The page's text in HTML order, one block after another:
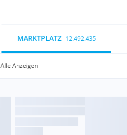
MARKTPLATZ 12.492.435
Alle Anzeigen